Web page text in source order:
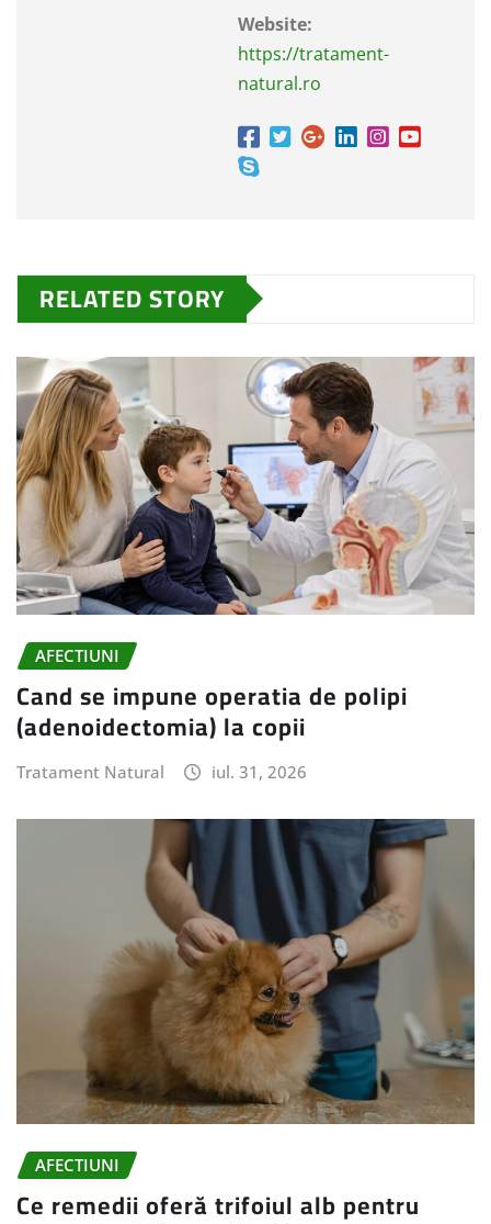
Website:
https://tratament-
natural.ro
RELATED STORY
AFECTIUNI
Cand se impune operatia de polipi
(adenoidectomia) la copii
Tratament Natural iul. 31, 2026
AFECTIUNI
Ce remedii oferă trifoiul alb pentru